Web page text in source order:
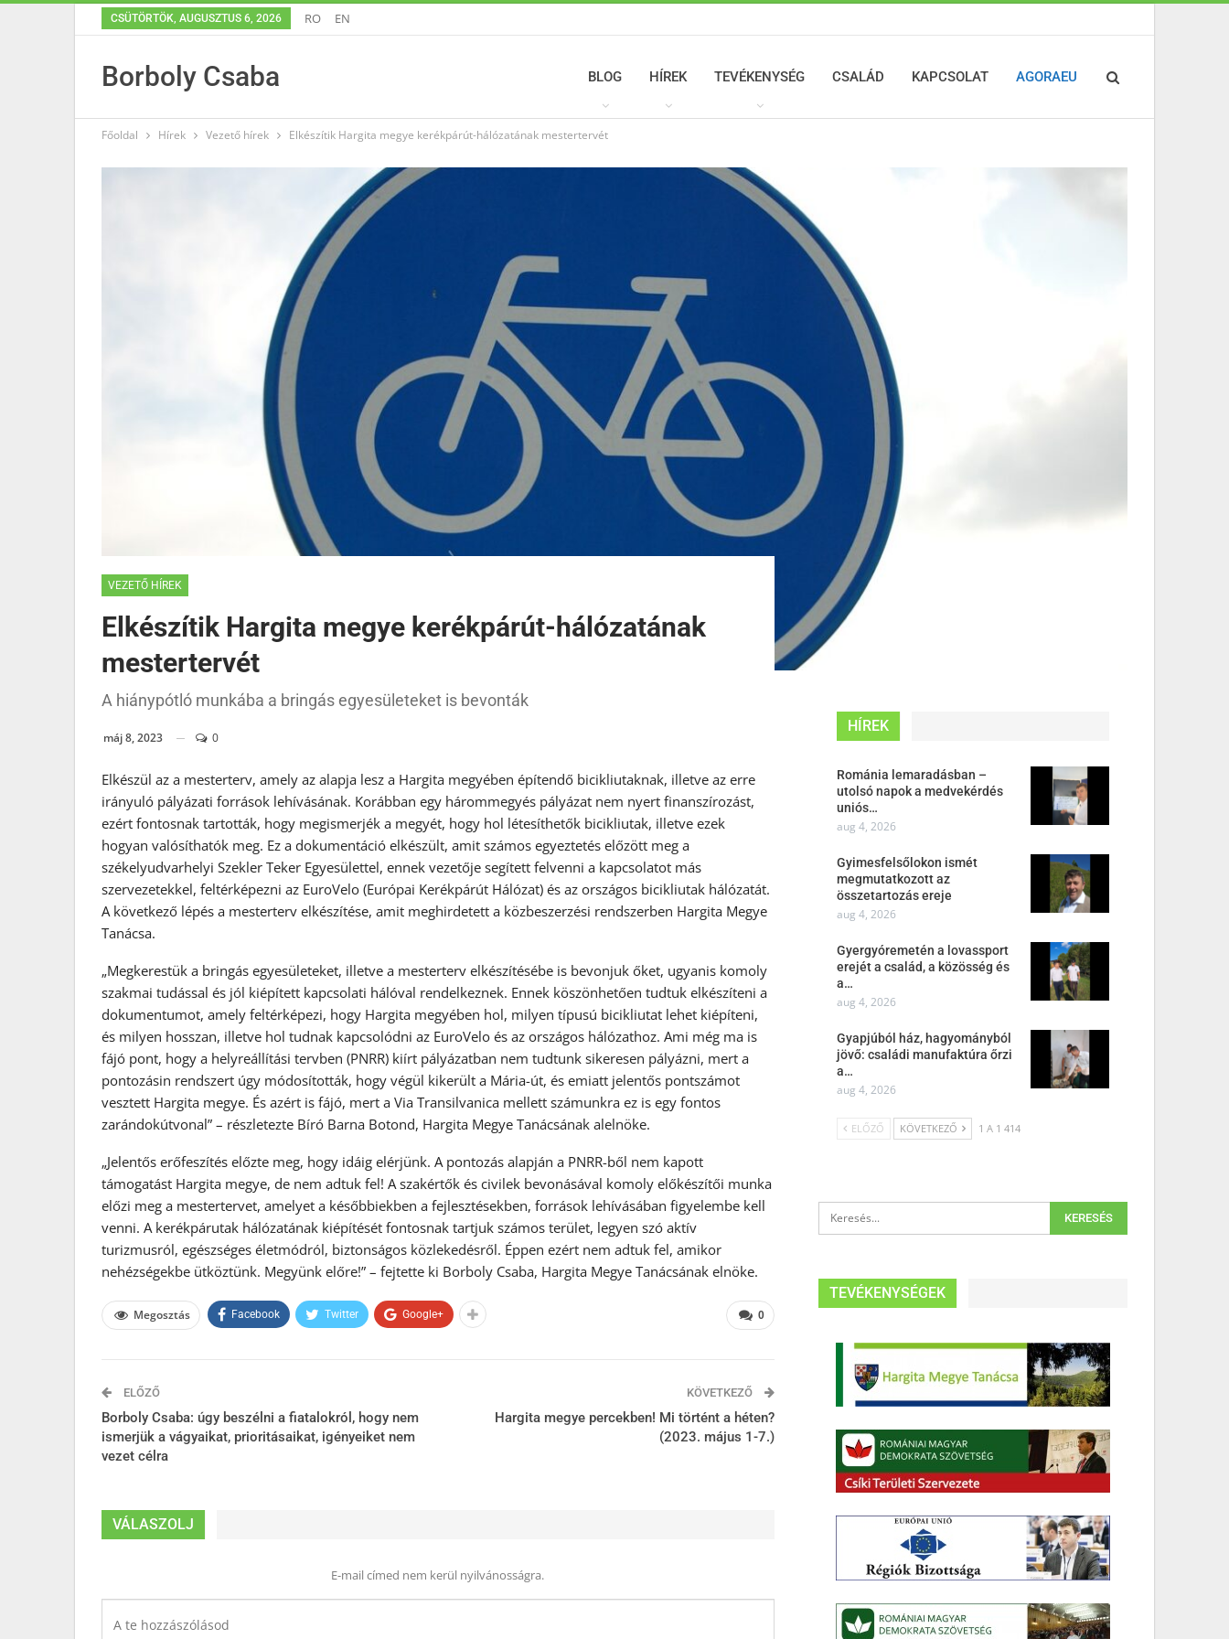
CSÜTÖRTÖK, AUGUSZTUS 6, 2026 RO EN
Borboly Csaba BLOG HÍREK TEVÉKENYSÉG CSALÁD KAPCSOLAT AGORAEU
Főoldal Hírek Vezető hírek Elkészítik Hargita megye kerékpárút-hálózatának mestertervét
VEZETŐ HÍREK
Elkészítik Hargita megye kerékpárút-hálózatának
mestertervét
A hiánypótló munkába a bringás egyesületeket is bevonták
máj 8, 2023 0
Elkészül az a mesterterv, amely az alapja lesz a Hargita megyében építendő bicikliutaknak, illetve az erre
irányuló pályázati források lehívásának. Korábban egy hárommegyés pályázat nem nyert finanszírozást,
ezért fontosnak tartották, hogy megismerjék a megyét, hogy hol létesíthetők bicikliutak, illetve ezek
hogyan valósíthatók meg. Ez a dokumentáció elkészült, amit számos egyeztetés előzött meg a
székelyudvarhelyi Szekler Teker Egyesülettel, ennek vezetője segített felvenni a kapcsolatot más
szervezetekkel, feltérképezni az EuroVelo (Európai Kerékpárút Hálózat) és az országos bicikliutak hálózatát.
A következő lépés a mesterterv elkészítése, amit meghirdetett a közbeszerzési rendszerben Hargita Megye
Tanácsa.
„Megkerestük a bringás egyesületeket, illetve a mesterterv elkészítésébe is bevonjuk őket, ugyanis komoly
szakmai tudással és jól kiépített kapcsolati hálóval rendelkeznek. Ennek köszönhetően tudtuk elkészíteni a
dokumentumot, amely feltérképezi, hogy Hargita megyében hol, milyen típusú bicikliutat lehet kiépíteni,
és milyen hosszan, illetve hol tudnak kapcsolódni az EuroVelo és az országos hálózathoz. Ami még ma is
fájó pont, hogy a helyreállítási tervben (PNRR) kiírt pályázatban nem tudtunk sikeresen pályázni, mert a
pontozásin rendszert úgy módosították, hogy végül kikerült a Mária-út, és emiatt jelentős pontszámot
vesztett Hargita megye. És azért is fájó, mert a Via Transilvanica mellett számunkra ez is egy fontos
zarándokútvonal” – részletezte Bíró Barna Botond, Hargita Megye Tanácsának alelnöke.
„Jelentős erőfeszítés előzte meg, hogy idáig elérjünk. A pontozás alapján a PNRR-ből nem kapott
támogatást Hargita megye, de nem adtuk fel! A szakértők és civilek bevonásával komoly előkészítői munka
előzi meg a mestertervet, amelyet a későbbiekben a fejlesztésekben, források lehívásában figyelembe kell
venni. A kerékpárutak hálózatának kiépítését fontosnak tartjuk számos terület, legyen szó aktív
turizmusról, egészséges életmódról, biztonságos közlekedésről. Éppen ezért nem adtuk fel, amikor
nehézségekbe ütköztünk. Megyünk előre!” – fejtette ki Borboly Csaba, Hargita Megye Tanácsának elnöke.
0
Megosztás Facebook Twitter Google+
ELŐZŐ
Borboly Csaba: úgy beszélni a fiatalokról, hogy nem
ismerjük a vágyaikat, prioritásaikat, igényeiket nem
vezet célra
KÖVETKEZŐ
Hargita megye percekben! Mi történt a héten?
(2023. május 1-7.)
VÁLASZOLJ
E-mail címed nem kerül nyilvánosságra.
HÍREK
Románia lemaradásban –
utolsó napok a medvekérdés
uniós…
aug 4, 2026
Gyimesfelsőlokon ismét
megmutatkozott az
összetartozás ereje
aug 4, 2026
Gyergyóremetén a lovassport
erejét a család, a közösség és
a…
aug 4, 2026
Gyapjúból ház, hagyományból
jövő: családi manufaktúra őrzi
a…
aug 4, 2026
ELŐZŐ KÖVETKEZŐ 1 A 1 414
TEVÉKENYSÉGEK